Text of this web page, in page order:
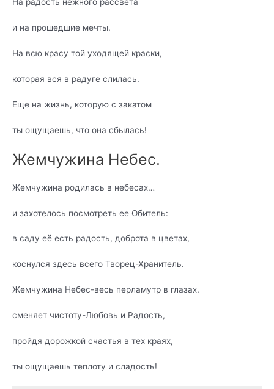
На радость нежного рассвета
и на прошедшие мечты.
На всю красу той уходящей краски,
которая вся в радуге слилась.
Еще на жизнь, которую с закатом
ты ощущаешь, что она сбылась!
Жемчужина Небес.
Жемчужина родилась в небесах…
и захотелось посмотреть ее Обитель:
в саду её есть радость, доброта в цветах,
коснулся здесь всего Творец-Хранитель.
Жемчужина Небес-весь перламутр в глазах.
сменяет чистоту-Любовь и Радость,
пройдя дорожкой счастья в тех краях,
ты ощущаешь теплоту и сладость!